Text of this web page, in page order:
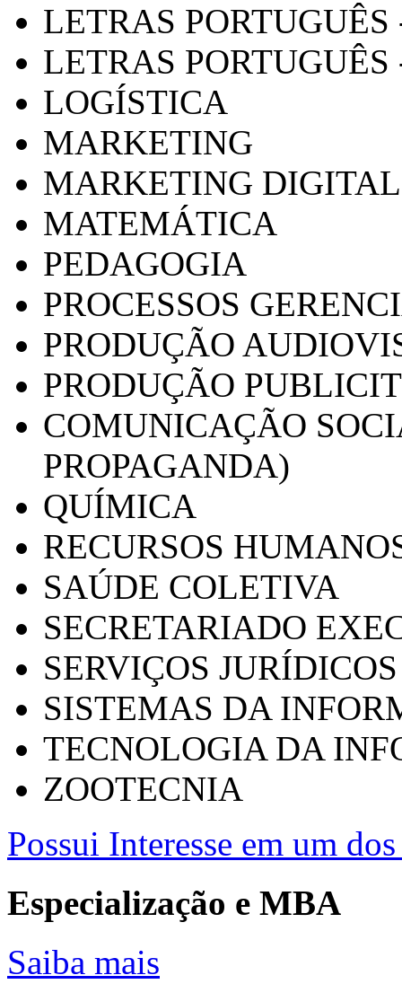
LETRAS
LETRAS PORTUGUÊS
LOGÍSTICA
MARKETING
MARKETING DIGITAL
MATEMÁTICA
PEDAGOGIA
PROCESSOS
PRODUÇÃO
PRODUÇÃO
COMUNICAÇÃO
PROPAGANDA)
QUÍMICA
RECURSOS
SAÚDE COLETIVA
SECRETARIADO
SERVIÇOS
SISTEMAS DA
TECNOLOGIA DA
ZOOTECNIA
Possui Interesse em um
Especialização e MBA
Saiba mais